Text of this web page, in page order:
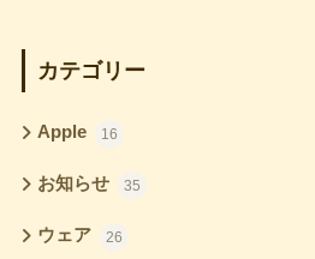
カテゴリー
Apple 16
お知らせ 35
ウェア 26